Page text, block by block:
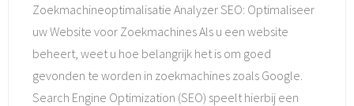
Zoekmachineoptimalisatie Analyzer SEO: Optimaliseer
uw Website voor Zoekmachines Als u een website
beheert, weet u hoe belangrijk het is om goed
gevonden te worden in zoekmachines zoals Google.
Search Engine Optimization (SEO) speelt hierbij een